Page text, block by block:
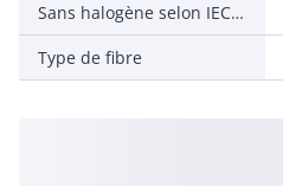
Sans halogène selon IEC 60754-1
Type de fibre